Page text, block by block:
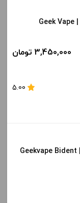
پاد اوبلیسک یو گیک ویپ | Geek Vape
3,450,000 تومان
5.00
پاد ماد گیک ویپ بایدنت | Geekvape Bident